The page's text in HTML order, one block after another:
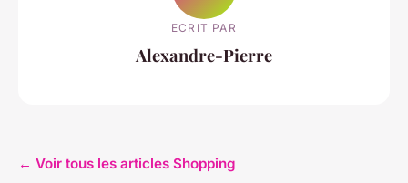
ECRIT PAR
Alexandre-Pierre
← Voir tous les articles Shopping